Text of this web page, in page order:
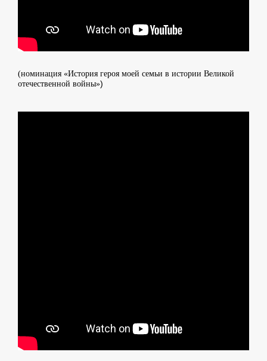
(номинация «История героя моей семьи в истории Великой
отечественной войны»)